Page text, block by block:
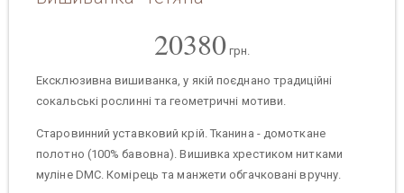
20380 грн.
Ексклюзивна вишиванка, у якій поєднано традиційні
сокальські рослинні та геометричні мотиви.
Старовинний уставковий крій. Тканина - домоткане
полотно (100% бавовна). Вишивка хрестиком нитками
муліне DMC. Комірець та манжети обгачковані вручну.